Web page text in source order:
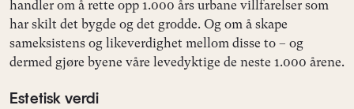
handler om å rette opp 1.000 års urbane villfarelser som
har skilt det bygde og det grodde. Og om å skape
sameksistens og likeverdighet mellom disse to – og
dermed gjøre byene våre levedyktige de neste 1.000 årene.
Estetisk verdi